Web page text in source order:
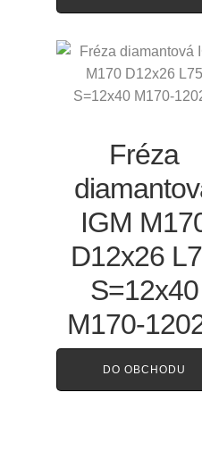
Fréza
IGM
D12x26
S=12x40
M170-
DO OBCHODU